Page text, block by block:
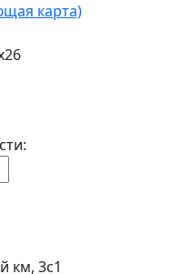
карта)
км, 3с1